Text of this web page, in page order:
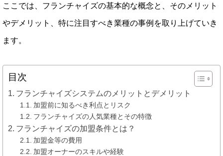
ここでは、フランチャイズの基本的な概念と、そのメリット
やデメリット、特に注目すべき業種の事例を取り上げていき
ます。
目次
フランチャイズシステムのメリットとデメリット
加盟前に知るべき利点とリスク
フランチャイズの人気業種とその特徴
フランチャイズの加盟条件とは？
加盟金等の費用
加盟オーナーのスキルや経験